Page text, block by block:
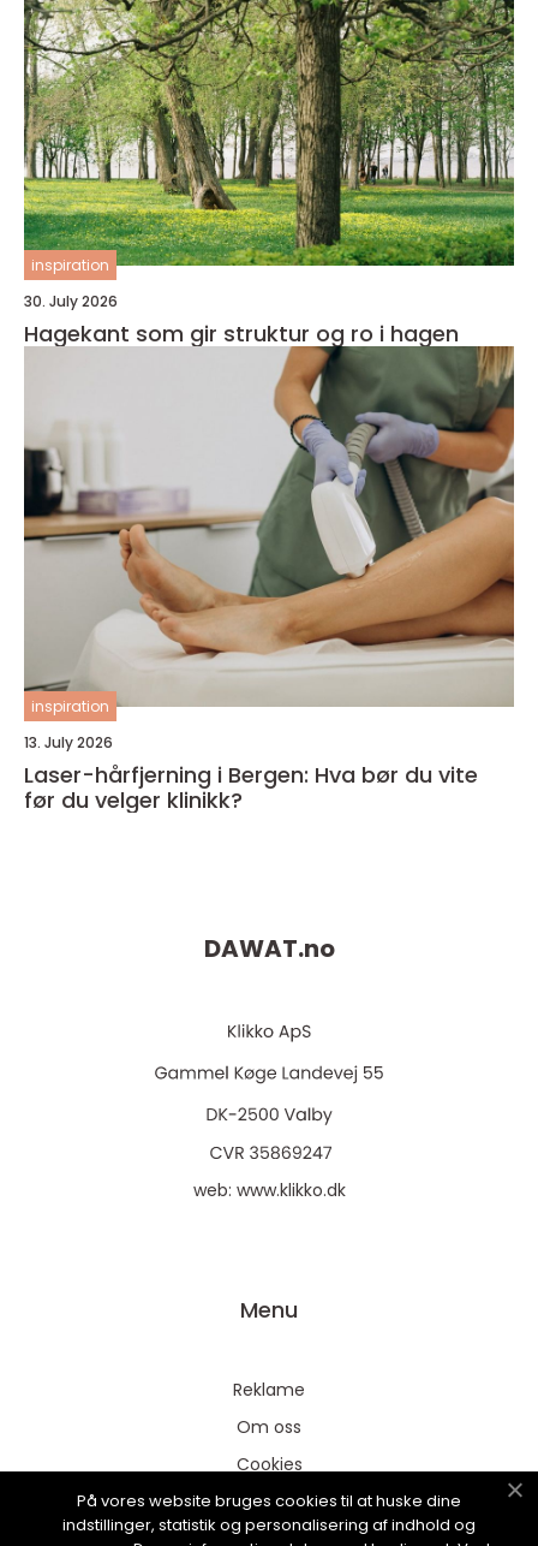
inspiration
30. July 2026
Hagekant som gir struktur og ro i hagen
inspiration
13. July 2026
Laser-hårfjerning i Bergen: Hva bør du vite
før du velger klinikk?
DAWAT.no
web: www.klikko.dk
Menu
Reklame
Om oss
Cookies
Kontakt Oss
Sitemap
På vores website bruges cookies til at huske dine
indstillinger, statistik og personalisering af indhold og